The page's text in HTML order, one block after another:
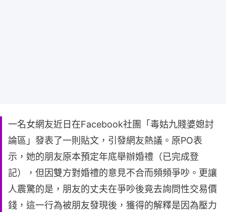
一名女網友近日在Facebook社團「毒姑九賤婆媳討
論區」發表了一則貼文，引發網友熱議。原PO表
示，她的朋友原本預定年底舉辦婚禮（已完成登
記），但因雙方對婚禮的意見不合而頻頻爭吵。更讓
人震驚的是，朋友的丈夫在爭吵後竟去詢問性交易價
錢，這一行為被朋友發現後，獲得的解釋是因為壓力